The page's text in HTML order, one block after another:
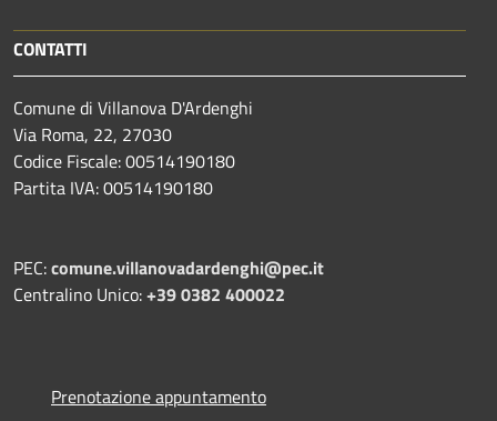
CONTATTI
Comune di Villanova D'Ardenghi
Via Roma, 22, 27030
Codice Fiscale: 00514190180
Partita IVA: 00514190180
PEC:comune.villanovadardenghi@pec.it
Centralino Unico:+39 0382 400022
Prenotazione appuntamento